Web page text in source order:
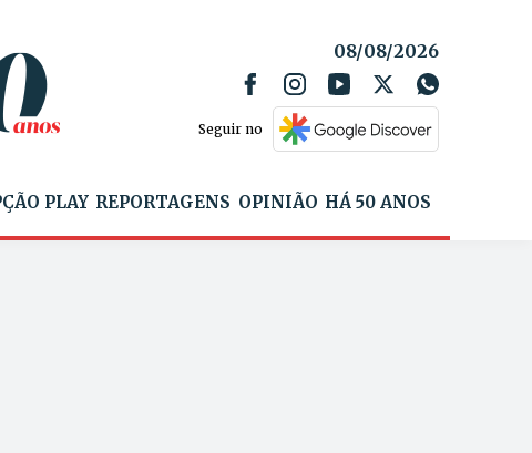
08/08/2026
Seguir no
PLAY REPORTAGENS OPINIÃO HÁ 50 ANOS